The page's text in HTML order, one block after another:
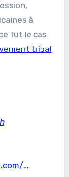
à
fut le cas
tribal
…